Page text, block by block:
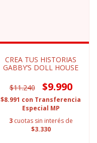
CREA TUS HISTORIAS
GABBY’S DOLL HOUSE
$11.240 $9.990
$8.991 con Transferencia
Especial MP
3 cuotas sin interés de
$3.330